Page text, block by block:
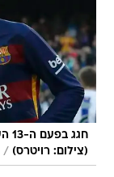
(צילום: רויטרס) /